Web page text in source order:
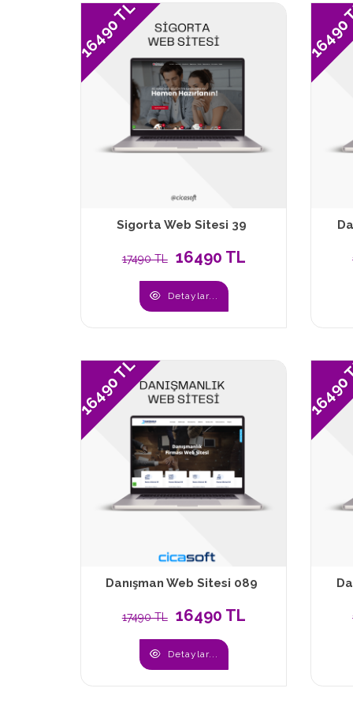
16490 TL
Sigorta Web Sitesi 39
17490 TL 16490 TL
Detaylar...
16490 TL
Danışman Web Sitesi 089
17490 TL 16490 TL
Detaylar...